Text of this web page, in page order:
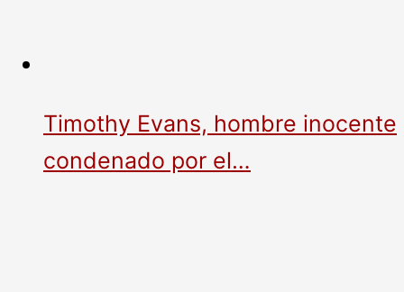
Timothy Evans, hombre inocente
condenado por el…